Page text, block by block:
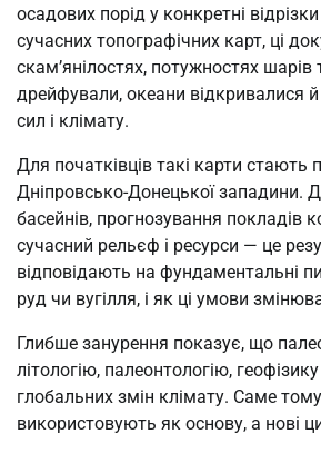
осадових порід у конкретні
сучасних топографічних карт, ці
скам’янілостях, потужностях
дрейфували, океани відкривалися
сил і клімату.
Для початківців такі карти
Дніпровсько-Донецької западини.
басейнів, прогнозування покладів
сучасний рельєф і ресурси — це
відповідають на фундаментальні
руд чи вугілля, і як ці умови
Глибше занурення показує, що
літологію, палеонтологію,
глобальних змін клімату. Саме
використовують як основу, а нові